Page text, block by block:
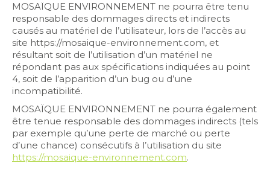
MOSAÏQUE ENVIRONNEMENT ne pourra être tenu
responsable des dommages directs et indirects
causés au matériel de l’utilisateur, lors de l’accès au
site https://mosaique-environnement.com, et
résultant soit de l’utilisation d’un matériel ne
répondant pas aux spécifications indiquées au point
4, soit de l’apparition d’un bug ou d’une
incompatibilité.
MOSAÏQUE ENVIRONNEMENT ne pourra également
être tenue responsable des dommages indirects (tels
par exemple qu’une perte de marché ou perte
d’une chance) consécutifs à l’utilisation du site
https://mosaique-environnement.com.